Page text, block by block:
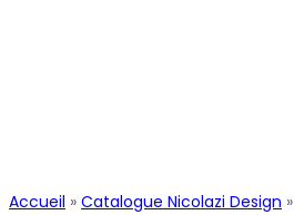
Accueil » Catalogue Nicolazi Design »